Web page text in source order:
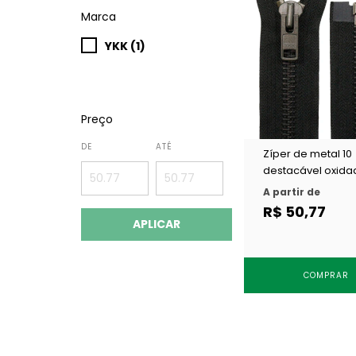
Marca
YKK (1)
Preço
DE ATÉ
APLICAR
Zíper de metal 10
destacável
escuro YKK
DA c/ 1 un
A partir de
R$ 50,77
COMPRAR